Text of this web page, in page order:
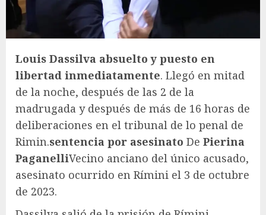
Louis Dassilva absuelto y puesto en
libertad inmediatamente. Llegó en mitad
de la noche, después de las 2 de la
madrugada y después de más de 16 horas de
deliberaciones en el tribunal de lo penal de
Rimin.sentencia por asesinato De Pierina
PaganelliVecino anciano del único acusado,
asesinato ocurrido en Rímini el 3 de octubre
de 2023.